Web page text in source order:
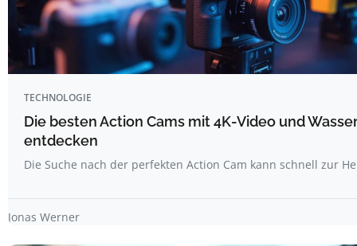
TECHNOLOGIE
Die besten Action Cams mit 4K-Video und
entdecken
Die Suche nach der perfekten Action Cam kann schnell zur
Jonas Werner